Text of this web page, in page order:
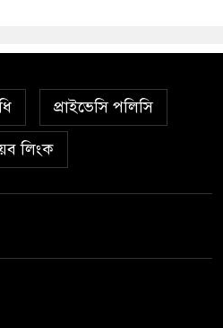
প্রাইভেসি পলিসি
লিংক